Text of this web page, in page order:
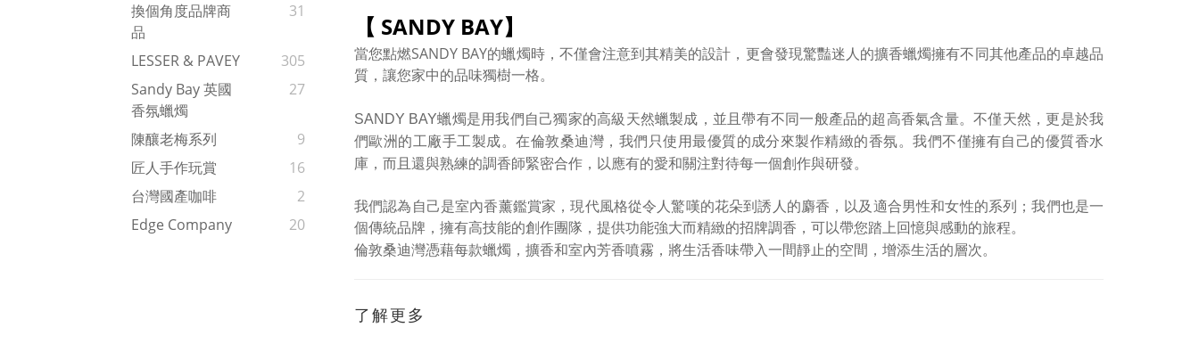
換個角度品牌商
品
31
LESSER & PAVEY
305
Sandy Bay 英國
香氛蠟燭
27
陳釀老梅系列
9
匠人手作玩賞
16
台灣國產咖啡
2
Edge Company
20
【 SANDY BAY】
當您點燃SANDY BAY的蠟燭時，不僅會注意到其精美的設計，更會發現驚豔迷人的擴香蠟燭擁有不同其他產品的卓越品
質 ，讓您家中的品味獨樹一格。
SANDY BAY蠟燭是用我們自己獨家的高級天然蠟製成 ，並且帶有不同一般產品的超高香氣含量。不僅天然 ，更是於我
們歐洲的工廠手工製成。在倫敦桑迪灣 ，我們只使用最優質的成分來製作精緻的香氛。我們不僅擁有自己的優質香水
庫 ，而且還與熟練的調香師緊密合作 ，以應有的愛和關注對待每一個創作與研發。
我們認為自己是室內香薰鑑賞家，現代風格從令人驚嘆的花朵到誘人的麝香，以及適合男性和女性的系列；我們也是一
個傳統品牌，擁有高技能的創作團隊，提供功能強大而精緻的招牌調香，可以帶您踏上回憶與感動的旅程。
倫敦桑迪灣憑藉每款蠟燭 ， 擴香和室內芳香噴霧 ， 將生活香味帶入一間靜止的空間 ， 增添生活的層次。
了解更多